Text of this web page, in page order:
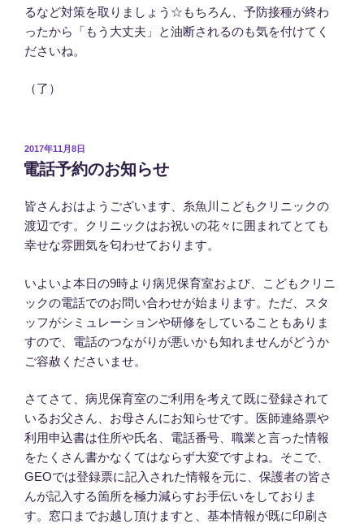
るなど対策を取りましょう☆もちろん、予防接種が終わ
ったから「もう大丈夫」と油断されるのも気を付けてく
ださいね。
（了）
投
稿
日:
2017年11月8日
電話予約のお知らせ
皆さんおはようございます、糸魚川こどもクリニックの
渡辺です。クリニックはお祝いの花々に囲まれてとても
幸せな雰囲気を匂わせております。
いよいよ本日の9時より病児保育室および、こどもクリニ
ックの電話でのお問い合わせが始まります。ただ、スタ
ッフがシミュレーションや研修をしていることもありま
すので、電話のつながりが悪いかも知れませんがどうか
ご容赦くださいませ。
さてさて、病児保育室のご利用を考えて既に登録されて
いるお父さん、お母さんにお知らせです。医師連絡票や
利用申込書は住所や氏名、電話番号、職業と言った情報
をたくさん書かなくてはならず大変ですよね。そこで、
GEOでは登録票に記入された情報を元に、保護者の皆さ
んが記入する箇所を極力減らすお手伝いをしておりま
す。窓口までお越し頂けますと、基本情報が既に印刷さ